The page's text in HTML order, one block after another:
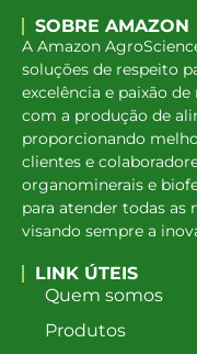
SOBRE AMAZON
A Amazon
soluções de respeito
excelência e paixão
com a produção de
proporcionando
clientes e
organominerais e
para atender todas as
visando sempre a
LINK ÚTEIS
Quem somos
Produtos